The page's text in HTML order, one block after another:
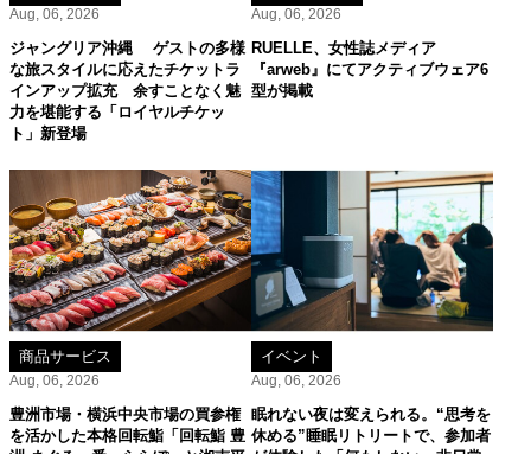
Aug, 06, 2026
ジャングリア沖縄 ゲストの多様
な旅スタイルに応えたチケットラ
インアップ拡充 余すことなく魅
力を堪能する「ロイヤルチケッ
ト」新登場
Aug, 06, 2026
RUELLE、女性誌メディア
『arweb』にてアクティブウェア6
型が掲載
商品サービス
Aug, 06, 2026
豊洲市場・横浜中央市場の買参権
を活かした本格回転鮨「回転鮨 豊
イベント
Aug, 06, 2026
眠れない夜は変えられる。“思考を
休める”睡眠リトリートで、参加者